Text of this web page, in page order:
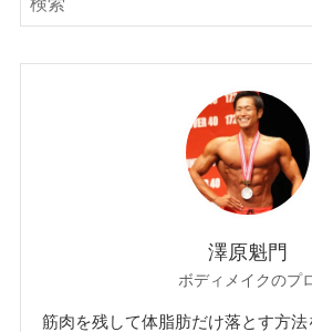
澤原魁門
ボディメイクのプ
筋肉を残して体脂肪だけ落とす方